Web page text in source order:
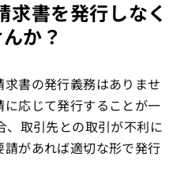
求書を発行しなく
か？
書の発行義務はありませ
応じて発行することが一
、取引先との取引が不利に
があれば適切な形で発行